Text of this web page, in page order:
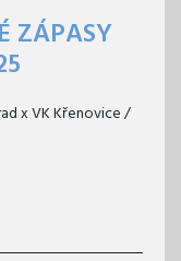
ZÁPASY
x VK Křenovice /